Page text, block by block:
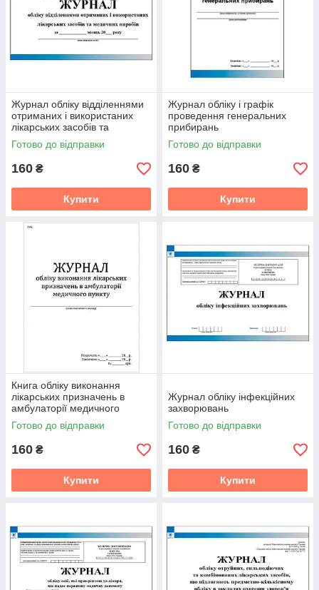
Журнал обліку відділеннями
отриманих і використаних
лікарських засобів та
медичних виробів
Готово до відправки
160 ₴
Купити
Журнал обліку і графік
проведення генеральних
прибирань
Готово до відправки
160 ₴
Купити
Книга обліку виконання
лікарських призначень в
амбулаторії медичного
пункту (595)
Готово до відправки
160 ₴
Купити
Журнал обліку інфекційних
захворювань
Готово до відправки
160 ₴
Купити